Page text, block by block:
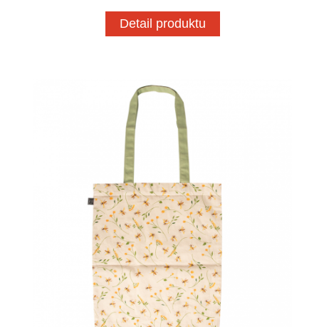
Detail produktu